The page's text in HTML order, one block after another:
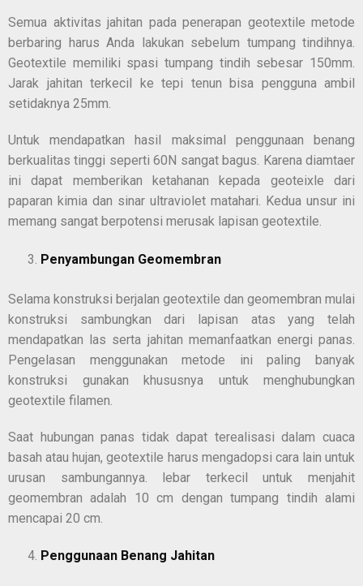
Semua aktivitas jahitan pada penerapan geotextile metode
berbaring harus Anda lakukan sebelum tumpang tindihnya.
Geotextile memiliki spasi tumpang tindih sebesar 150mm.
Jarak jahitan terkecil ke tepi tenun bisa pengguna ambil
setidaknya 25mm.
Untuk mendapatkan hasil maksimal penggunaan benang
berkualitas tinggi seperti 60N sangat bagus. Karena diamtaer
ini dapat memberikan ketahanan kepada geoteixle dari
paparan kimia dan sinar ultraviolet matahari. Kedua unsur ini
memang sangat berpotensi merusak lapisan geotextile.
Penyambungan Geomembran
Selama konstruksi berjalan geotextile dan geomembran mulai
konstruksi sambungkan dari lapisan atas yang telah
mendapatkan las serta jahitan memanfaatkan energi panas.
Pengelasan menggunakan metode ini paling banyak
konstruksi gunakan khususnya untuk menghubungkan
geotextile filamen.
Saat hubungan panas tidak dapat terealisasi dalam cuaca
basah atau hujan, geotextile harus mengadopsi cara lain untuk
urusan sambungannya. lebar terkecil untuk menjahit
geomembran adalah 10 cm dengan tumpang tindih alami
mencapai 20 cm.
Penggunaan Benang Jahitan